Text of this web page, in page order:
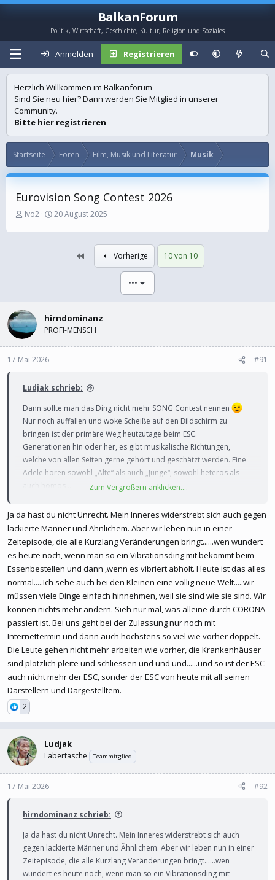
BalkanForum
Politik, Wirtschaft, Geschichte, Kultur, Religion und Soziales
Anmelden Registrieren
Herzlich Willkommen im Balkanforum
Sind Sie neu hier? Dann werden Sie Mitglied in unserer
Community.
Bitte hier registrieren
Startseite Foren Film, Musik und Literatur Musik
Eurovision Song Contest 2026
E
s
Ivo2
E
s
20 August 2025
Erste Vorherige 10 von 10
•••
hirndominanz
PROFI-MENSCH
17 Mai 2026 #91
Ludjak schrieb:
Dann sollte man das Ding nicht mehr SONG Contest nennen
Nur noch auffallen und woke Scheiße auf den Bildschirm zu
bringen ist der primäre Weg heutzutage beim ESC.
Generationen hin oder her, es gibt musikalische Richtungen,
welche von allen Seiten gerne gehört und geschätzt werden. Eine
Adele hören sowohl „Alte“ als auch „Junge“, sowohl heteros als
auch homos …
botscjaftbzu senden. Sarah Engels lässt sich rücklings fallen, von
vier Tänzerin auffangen und versucht das als Botschaft zu
performen … eine Frau kann sich fallen lassen, Frauen retten
Frauen …
Andere Spinner lackieren sich die Fingernägel um zu zeigen, dass
ein Mann sicherlich schminken kann …
Mit Songs hat das nichts mehr zu tun.
Zum Vergrößern anklicken....
Ja da hast du nicht Unrecht. Mein Inneres widerstrebt sich auch gegen
lackierte Männer und Ähnlichem. Aber wir leben nun in einer
Zeitepisode, die alle Kurzlang Veränderungen bringt......wen wundert
es heute noch, wenn man so ein Vibrationsding mit bekommt beim
Essenbestellen und dann ,wenn es vibriert abholt. Heute ist das alles
normal.....Ich sehe auch bei den Kleinen eine völlig neue Welt.....wir
müssen viele Dinge einfach hinnehmen, weil sie sind wie sie sind. Wir
können nichts mehr ändern. Sieh nur mal, was alleine durch CORONA
passiert ist. Bei uns geht bei der Zulassung nur noch mit
Internettermin und dann auch höchstens so viel wie vorher doppelt.
Die Leute gehen nicht mehr arbeiten wie vorher, die Krankenhäuser
sind plötzlich pleite und schliessen und und und......und so ist der ESC
auch nicht mehr der ESC, sonder der ESC von heute mit all seinen
Darstellern und Dargestelltem.
2
Ludjak
Labertasche Teammitglied
17 Mai 2026 #92
hirndominanz schrieb:
Ja da hast du nicht Unrecht. Mein Inneres widerstrebt sich auch
gegen lackierte Männer und Ähnlichem. Aber wir leben nun in einer
Zeitepisode, die alle Kurzlang Veränderungen bringt......wen
wundert es heute noch, wenn man so ein Vibrationsding mit